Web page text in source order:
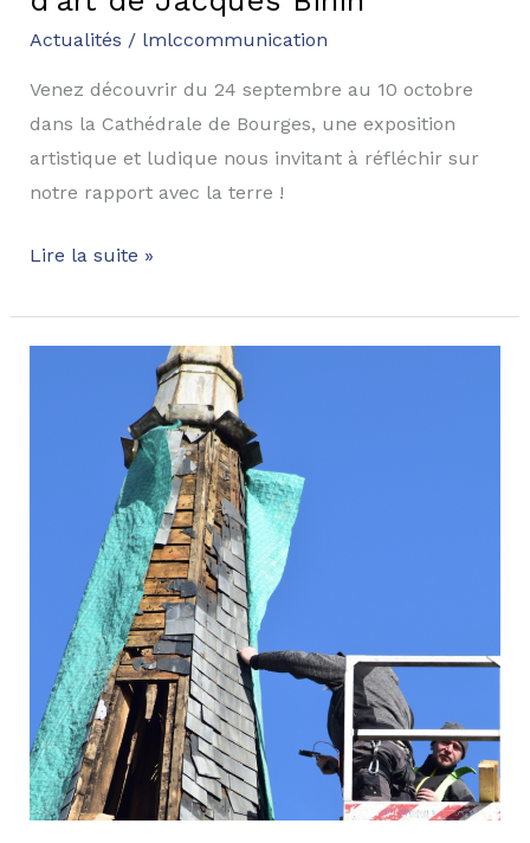
Actualités / lmlccommunication
Venez découvrir du 24 septembre au 10 octobre
dans la Cathédrale de Bourges, une exposition
artistique et ludique nous invitant à réfléchir sur
notre rapport avec la terre !
Lire la suite »
sauvegarde
patrimoine